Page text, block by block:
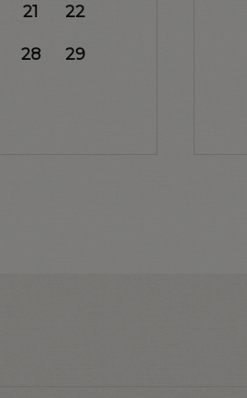
21 22
28 29